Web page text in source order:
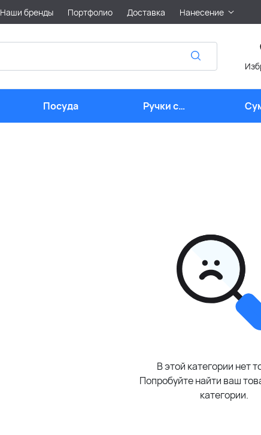
Наши бренды Портфолио Доставка Нанесение
Посуда
Ручки с
логотипом
В этой категории нет
Попробуйте найти ваш
категории.